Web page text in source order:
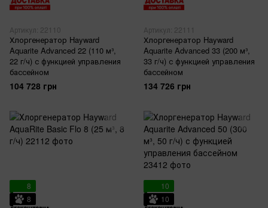
Артикул: 22110
Хлоргенератор Hayward
Aquarite Advanced 22 (110 м³,
22 г/ч) с функцией управления
бассейном
104 728 грн
Артикул: 22111
Хлоргенератор Hayward
Aquarite Advanced 33 (200 м³,
33 г/ч) с функцией управления
бассейном
134 726 грн
8
8
10
10